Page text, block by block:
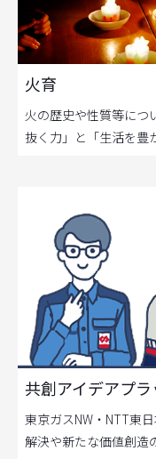
火育
火の歴史や性質等につ
抜く力」と「生活を豊
共創アイデアプ
東京ガスNW・NTT東
解決や新たな価値創造